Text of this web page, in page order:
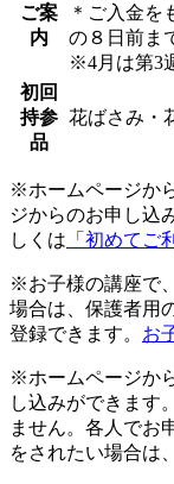
ご案
内
＊ご入金を
の８日前ま
※4月は第3
初回
持参
品
花ばさみ・
※ホームページか
ジからのお申し込
しくは 「初めてご
※お子様の講座で
場合は、保護者用
登録できます。 お
※ホームページか
し込みができます
ません。各人でお
をされたい場合は